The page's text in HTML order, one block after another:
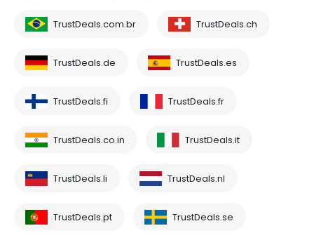
TrustDeals.com.br TrustDeals.ch
TrustDeals.de TrustDeals.es
TrustDeals.fi TrustDeals.fr
TrustDeals.co.in TrustDeals.it
TrustDeals.li TrustDeals.nl
TrustDeals.pt TrustDeals.se